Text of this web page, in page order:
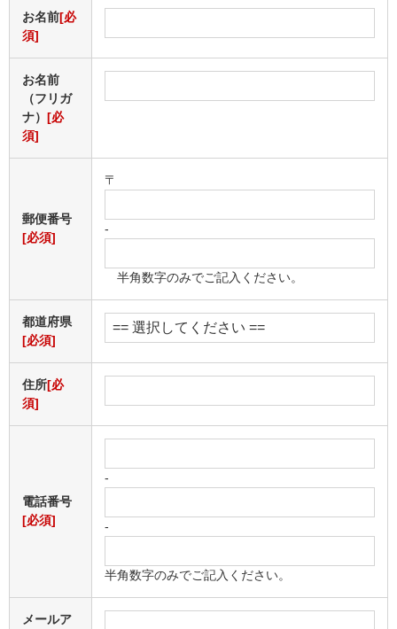
お名前[必
須]
お名前
（フリガ
ナ） [必
須]
郵便番号
[必須]
〒
-
半角数字のみでご記入ください。
都道府県
[必須]
住所[必
須]
電話番号
[必須]
-
-
半角数字のみでご記入ください。
メールア